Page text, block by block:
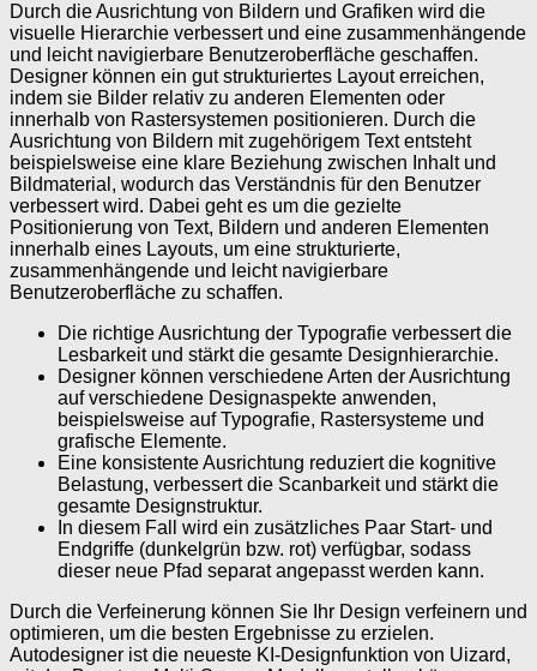
Durch die Ausrichtung von Bildern und Grafiken wird die
visuelle Hierarchie verbessert und eine zusammenhängende
und leicht navigierbare Benutzeroberfläche geschaffen.
Designer können ein gut strukturiertes Layout erreichen,
indem sie Bilder relativ zu anderen Elementen oder
innerhalb von Rastersystemen positionieren. Durch die
Ausrichtung von Bildern mit zugehörigem Text entsteht
beispielsweise eine klare Beziehung zwischen Inhalt und
Bildmaterial, wodurch das Verständnis für den Benutzer
verbessert wird. Dabei geht es um die gezielte
Positionierung von Text, Bildern und anderen Elementen
innerhalb eines Layouts, um eine strukturierte,
zusammenhängende und leicht navigierbare
Benutzeroberfläche zu schaffen.
Die richtige Ausrichtung der Typografie verbessert die
Lesbarkeit und stärkt die gesamte Designhierarchie.
Designer können verschiedene Arten der Ausrichtung
auf verschiedene Designaspekte anwenden,
beispielsweise auf Typografie, Rastersysteme und
grafische Elemente.
Eine konsistente Ausrichtung reduziert die kognitive
Belastung, verbessert die Scanbarkeit und stärkt die
gesamte Designstruktur.
In diesem Fall wird ein zusätzliches Paar Start- und
Endgriffe (dunkelgrün bzw. rot) verfügbar, sodass
dieser neue Pfad separat angepasst werden kann.
Durch die Verfeinerung können Sie Ihr Design verfeinern und
optimieren, um die besten Ergebnisse zu erzielen.
Autodesigner ist die neueste KI-Designfunktion von Uizard,